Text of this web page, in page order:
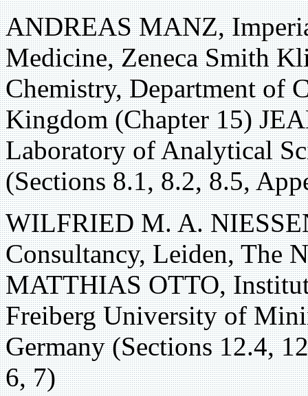
ANDREAS MANZ,
Medicine, Zeneca Smith
Chemistry, Department of
Kingdom (Chapter 15)
Laboratory of Analytical
(Sections 8.1, 8.2, 8.5,
WILFRIED M. A.
Consultancy, Leiden, The
MATTHIAS OTTO,
Freiberg University of
Germany (Sections 12.4,
6, 7)